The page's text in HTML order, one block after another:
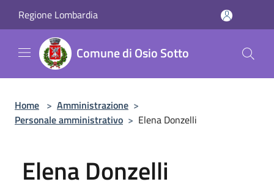
Regione Lombardia
Comune di Osio Sotto
Home > Amministrazione >
Personale amministrativo > Elena Donzelli
Elena Donzelli